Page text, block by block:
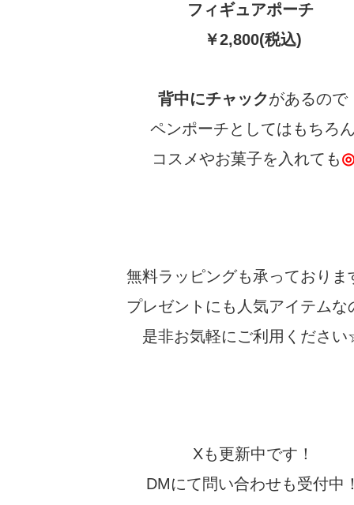
フィギュアポーチ
￥2,800(税込)
背中にチャックがあるので
ペンポーチとしてはもちろ
コスメやお菓子を入れても◎
無料ラッピングも承っておりま
プレゼントにも人気アイテムな
是非お気軽にご利用くださ
Xも更新中です！
DMにて問い合わせも受付中